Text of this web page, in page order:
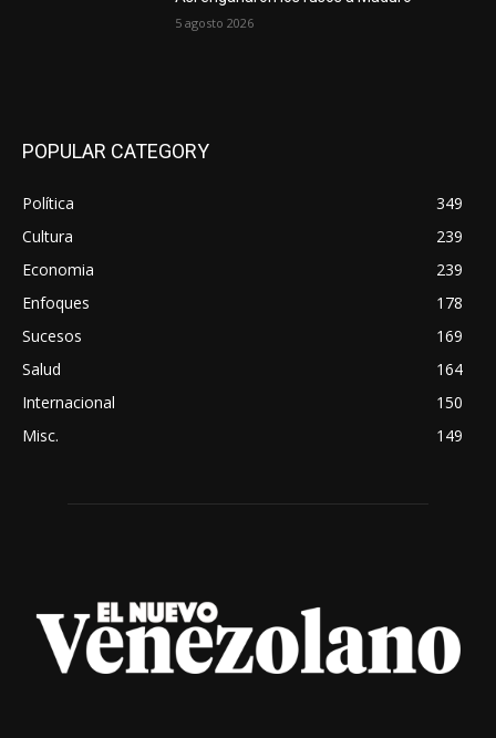
5 agosto 2026
POPULAR CATEGORY
Política
349
Cultura
239
Economia
239
Enfoques
178
Sucesos
169
Salud
164
Internacional
150
Misc.
149